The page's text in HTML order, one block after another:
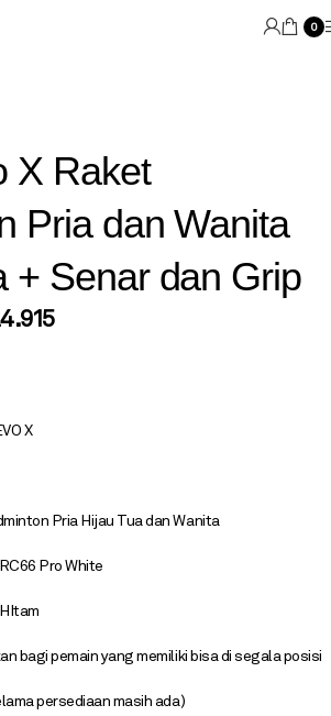
0
X Raket
Pria dan Wanita
+ Senar dan Grip
X
Pria Hijau Tua dan Wanita
Pro White
bagi pemain yang memiliki bisa di segala posisi
persediaan masih ada)